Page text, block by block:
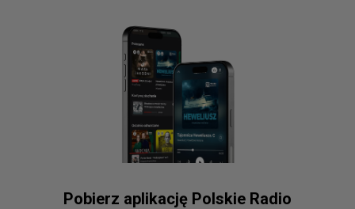
Pobierz aplikację Polskie Radio